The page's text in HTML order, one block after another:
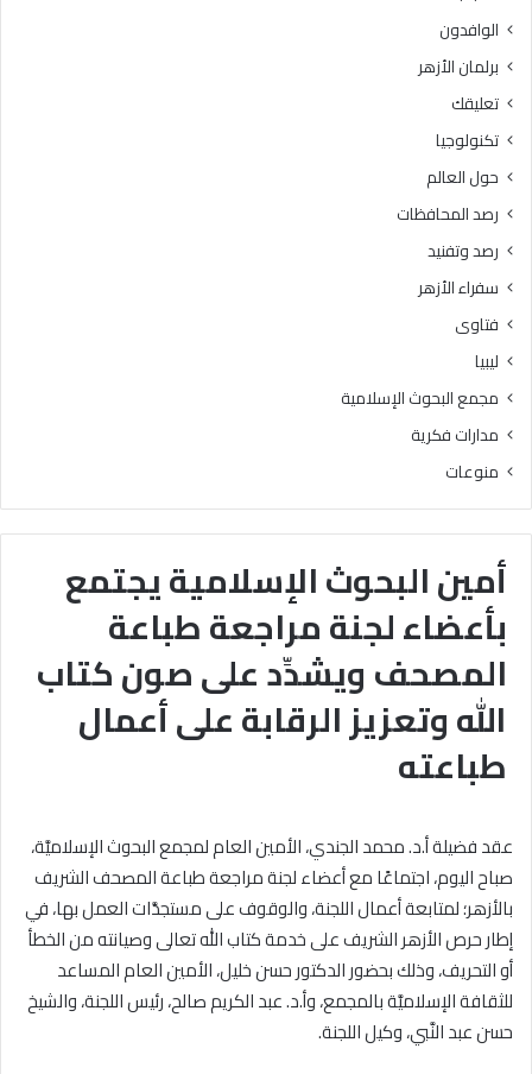
أمين البحوث الإسلامية يجتمع
بأعضاء لجنة مراجعة طباعة
المصحف ويشدِّد على صون كتاب
الله وتعزيز الرقابة على أعمال
طباعته
عقد فضيلة أ.د. محمد الجندي، الأمين العام لمجمع البحوث الإسلاميَّة،
صباح اليوم، اجتماعًا مع أعضاء لجنة مراجعة طباعة المصحف الشريف
بالأزهر؛ لمتابعة أعمال اللجنة، والوقوف على مستجدَّات العمل بها، في
إطار حرص الأزهر الشريف على خدمة كتاب الله تعالى وصيانته من الخطأ
أو التحريف، وذلك بحضور الدكتور حسن خليل، الأمين العام المساعد
للثقافة الإسلاميَّة بالمجمع، وأ.د. عبد الكريم صالح، رئيس اللجنة، والشيخ
حسن عبد النَّبي، وكيل اللجنة.
الوافدون
برلمان الأزهر
تعليقك
تكنولوجيا
حول العالم
رصد المحافظات
رصد وتفنيد
سفراء الأزهر
فتاوى
ليبيا
مجمع البحوث الإسلامية
مدارات فكرية
منوعات